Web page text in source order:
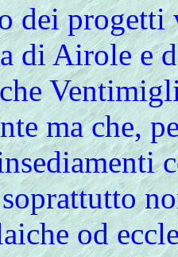
dei progetti
di Airole e
ma che,
od